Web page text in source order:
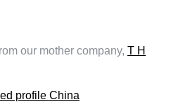
our mother company, T H
profile China